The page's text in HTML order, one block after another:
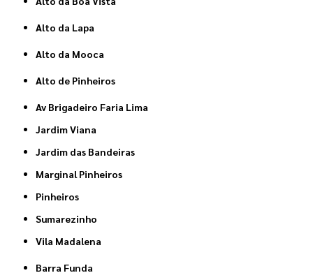
Alto da Lapa
Alto da Mooca
Alto de Pinheiros
Av Brigadeiro Faria Lima
Jardim Viana
Jardim das Bandeiras
Marginal Pinheiros
Pinheiros
Sumarezinho
Vila Madalena
Barra Funda